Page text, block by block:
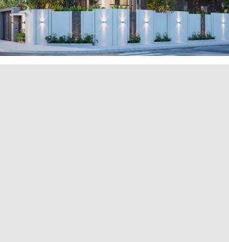
replika klockor replica tassen orologi replica